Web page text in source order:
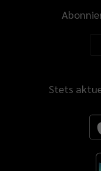
Stets